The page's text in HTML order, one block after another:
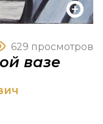
629 просмотров
вазе